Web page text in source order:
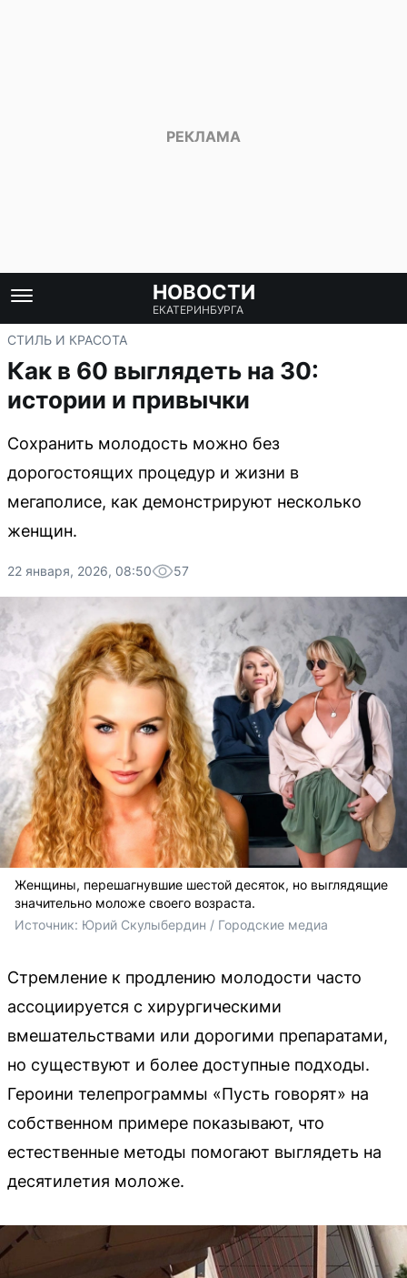
НОВОСТИ
ЕКАТЕРИНБУРГА
СТИЛЬ И КРАСОТА
Как в 60 выглядеть на 30:
истории и привычки
Сохранить молодость можно без
дорогостоящих процедур и жизни в
мегаполисе, как демонстрируют несколько
женщин.
22 января, 2026, 08:50 57
Женщины, перешагнувшие шестой десяток, но выглядящие
значительно моложе своего возраста.
Источник: Юрий Скулыбердин / Городские медиа
Стремление к продлению молодости часто
ассоциируется с хирургическими
вмешательствами или дорогими препаратами,
но существуют и более доступные подходы.
Героини телепрограммы «Пусть говорят» на
собственном примере показывают, что
естественные методы помогают выглядеть на
десятилетия моложе.